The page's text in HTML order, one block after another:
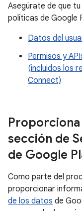
Asegúrate de que
políticas de Google
Datos del
Permisos y
(incluidos los
Connect)
sección de
de Google
Como parte del
proporcionar
de los datos de